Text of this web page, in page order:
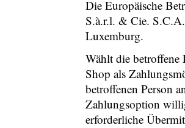
Die Europäische
S.à.r.l. & Cie.
Luxemburg.
Wählt die betroffene
Shop als
betroffenen Person
Zahlungsoption
erforderliche